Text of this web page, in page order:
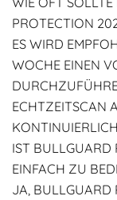
PROTECTION
ES WIRD
WOCHE EINEN
ECHTZEITSCAN
IST BULLGUARD
EINFACH ZU
JA, BULLGUARD